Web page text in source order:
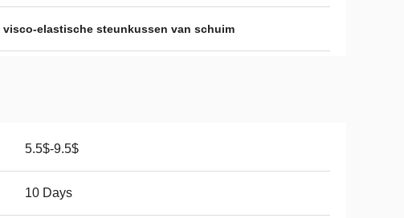
visco-elastische steunkussen van schuim
5.5$-9.5$
10 Days